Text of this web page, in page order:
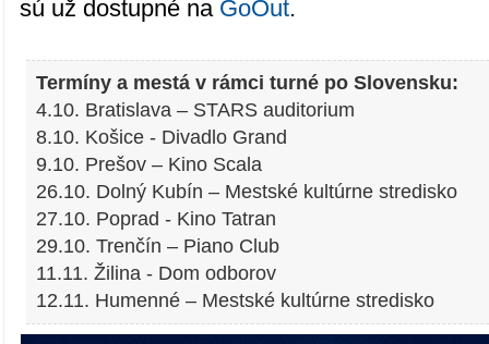
sú už dostupné na GoOut.
Termíny a mestá v rámci turné po Slovensku:
4.10. Bratislava – STARS auditorium
8.10. Košice - Divadlo Grand
9.10. Prešov – Kino Scala
26.10. Dolný Kubín – Mestské kultúrne stredisko
27.10. Poprad - Kino Tatran
29.10. Trenčín – Piano Club
11.11. Žilina - Dom odborov
12.11. Humenné – Mestské kultúrne stredisko